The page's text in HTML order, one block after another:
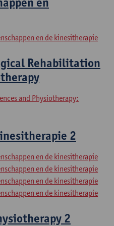
en de kinesitherapie
Rehabilitation
and Physiotherapy:
2
en de kinesitherapie
en de kinesitherapie
en de kinesitherapie
en de kinesitherapie
2